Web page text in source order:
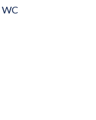
WC